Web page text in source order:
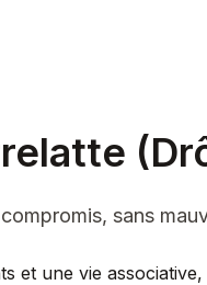
sans
et une vie